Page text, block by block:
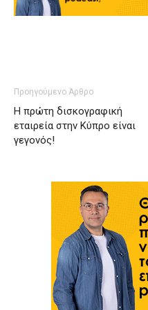
Προηγούμενο Άρθρο
Η πρώτη δισκογραφική
εταιρεία στην Κύπρο είναι
γεγονός!